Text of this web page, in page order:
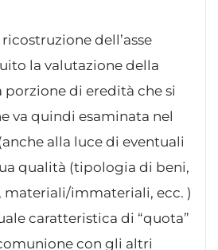
dell’asse
la valutazione della
porzione di eredità che si
va quindi esaminata nel
alla luce di eventuali
qualità (tipologia di beni,
immateriali, ecc. )
caratteristica di “quota”
con gli altri